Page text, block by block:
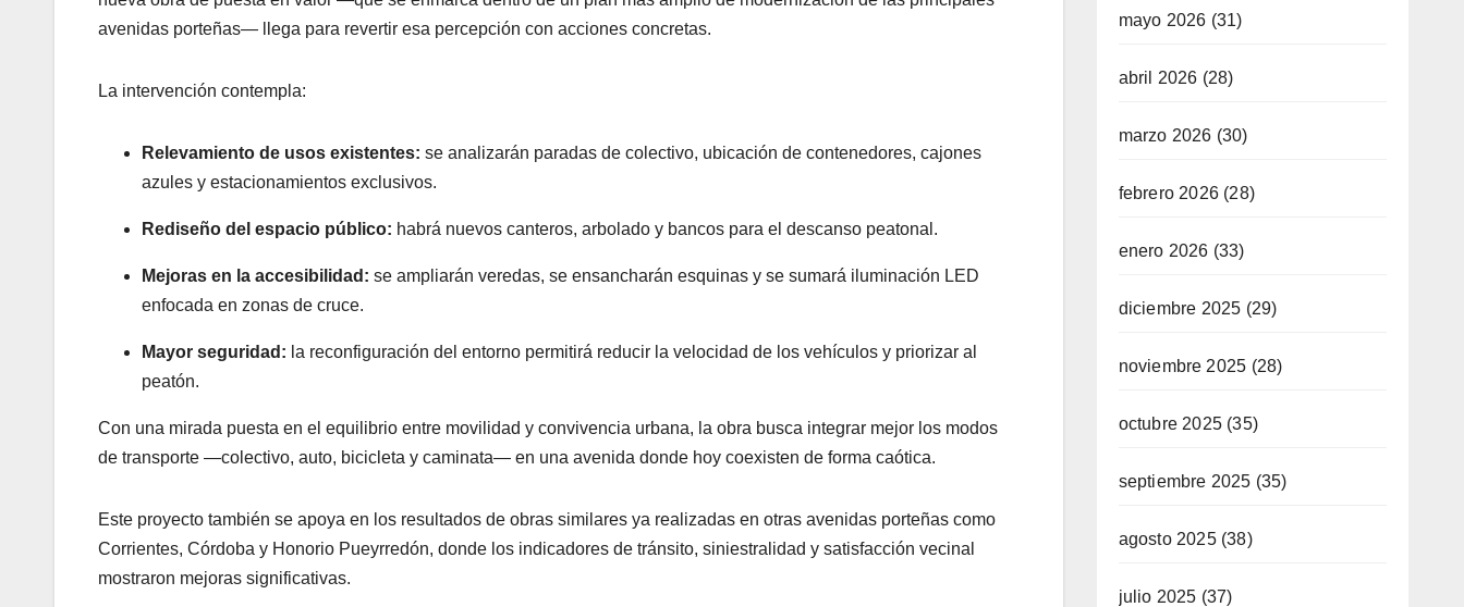
avenidas porteñas— llega para revertir esa percepción con acciones concretas.
La intervención contempla:
Relevamiento de usos existentes: se analizarán paradas de colectivo, ubicación de contenedores, cajones
azules y estacionamientos exclusivos.
Rediseño del espacio público: habrá nuevos canteros, arbolado y bancos para el descanso peatonal.
Mejoras en la accesibilidad: se ampliarán veredas, se ensancharán esquinas y se sumará iluminación LED
enfocada en zonas de cruce.
Mayor seguridad: la reconfiguración del entorno permitirá reducir la velocidad de los vehículos y priorizar al
peatón.
Con una mirada puesta en el equilibrio entre movilidad y convivencia urbana, la obra busca integrar mejor los modos
de transporte —colectivo, auto, bicicleta y caminata— en una avenida donde hoy coexisten de forma caótica.
Este proyecto también se apoya en los resultados de obras similares ya realizadas en otras avenidas porteñas como
Corrientes, Córdoba y Honorio Pueyrredón, donde los indicadores de tránsito, siniestralidad y satisfacción vecinal
mostraron mejoras significativas.
mayo 2026 (31)
abril 2026 (28)
marzo 2026 (30)
febrero 2026(28)
enero 2026 (33)
diciembre 2025 (29)
noviembre 2025 (28)
octubre 2025(35)
septiembre 2025 (35)
agosto 2025(38)
julio 2025 (37)